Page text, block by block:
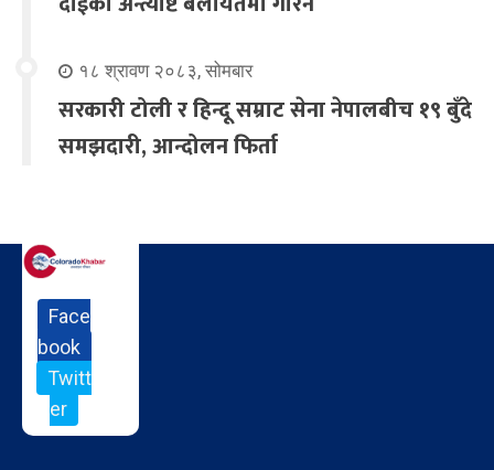
१८ श्रावण २०८३, सोमबार
सरकारी टोली र हिन्दू सम्राट सेना नेपालबीच १९ बुँदे
समझदारी, आन्दोलन फिर्ता
Face
book
Twitt
er